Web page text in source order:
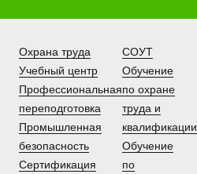
Охрана труда
Учебный центр
Профессиональная
переподготовка
Промышленная
безопасность
Сертификация
СОУТ
Обучение
по охране
труда и
квалификации
Обучение
по